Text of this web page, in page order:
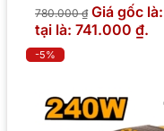
780.000₫ Giá gốc
tại là: 741.000 ₫.
-5%